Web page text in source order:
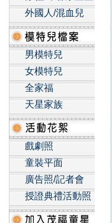
外國人/混血兒
男模特兒
女模特兒
全家福
天星家族
戲劇照
童裝平面
廣告照/記者會
授證典禮活動照